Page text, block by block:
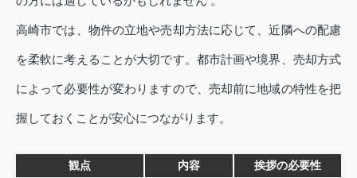
高崎市では、物件の立地や売却方法に応じて、近隣への配慮
を柔軟に考えることが大切です。都市計画や境界、売却方式
によって必要性が変わりますので、売却前に地域の特性を把
握しておくことが安心につながります。
観点 内容 挨拶の必要性